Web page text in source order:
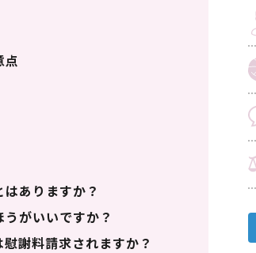
点
ありますか？
がいいですか？
謝料請求されますか？